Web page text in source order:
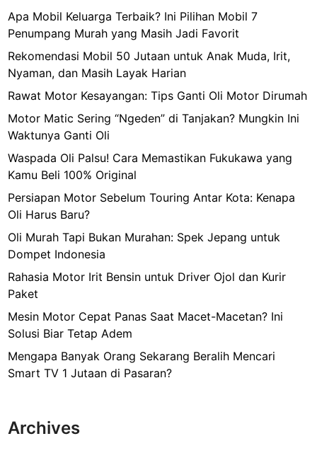
Apa Mobil Keluarga Terbaik? Ini Pilihan Mobil 7
Penumpang Murah yang Masih Jadi Favorit
Rekomendasi Mobil 50 Jutaan untuk Anak Muda, Irit,
Nyaman, dan Masih Layak Harian
Rawat Motor Kesayangan: Tips Ganti Oli Motor Dirumah
Motor Matic Sering “Ngeden” di Tanjakan? Mungkin Ini
Waktunya Ganti Oli
Waspada Oli Palsu! Cara Memastikan Fukukawa yang
Kamu Beli 100% Original
Persiapan Motor Sebelum Touring Antar Kota: Kenapa
Oli Harus Baru?
Oli Murah Tapi Bukan Murahan: Spek Jepang untuk
Dompet Indonesia
Rahasia Motor Irit Bensin untuk Driver Ojol dan Kurir
Paket
Mesin Motor Cepat Panas Saat Macet-Macetan? Ini
Solusi Biar Tetap Adem
Mengapa Banyak Orang Sekarang Beralih Mencari
Smart TV 1 Jutaan di Pasaran?
Archives